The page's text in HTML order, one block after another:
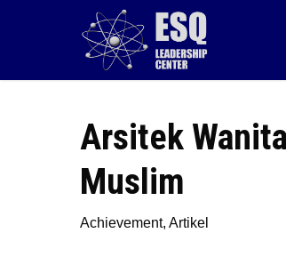
content
Arsitek
Muslim
Achievement, Artikel